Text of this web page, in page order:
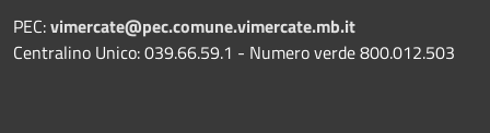
PEC:vimercate@pec.comune.vimercate.mb.it
Centralino Unico: 039.66.59.1 - Numero verde 800.012.503